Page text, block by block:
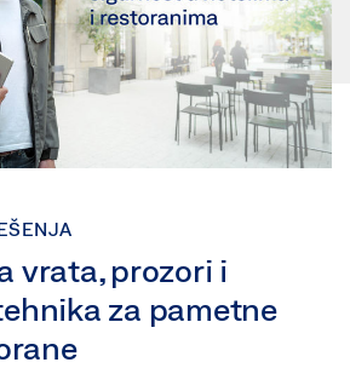
vrata, prozori i
za pametne